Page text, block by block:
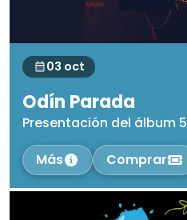
03 oct
Odín Parada
Presentación del álbum 5
Más
Comprar